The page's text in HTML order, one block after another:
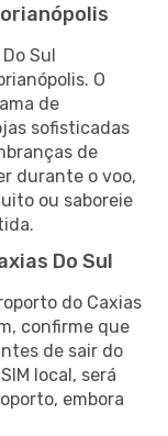
Sul
O
de
sofisticadas
de
durante o voo,
ou saboreie
Do Sul
do Caxias
confirme que
de sair do
local, será
embora